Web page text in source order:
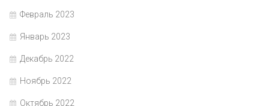
Февраль 2023
Январь 2023
Декабрь 2022
Ноябрь 2022
Октябрь 2022